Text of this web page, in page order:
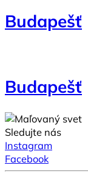
Budapešť
Budapešť
Sledujte nás
Instagram
Facebook